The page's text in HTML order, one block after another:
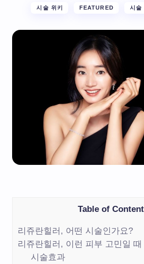
시술 위키 FEATURED 시술
Table of
리쥬란힐러, 어떤 시술인가요?
리쥬란힐러, 이런 피부 고민일 때
시술효과